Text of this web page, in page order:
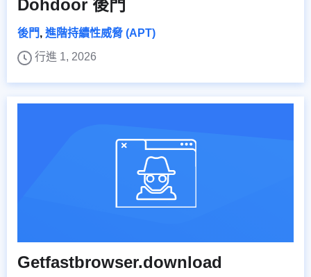
Dohdoor 後門
後門, 進階持續性威脅 (APT)
行進 1, 2026
Getfastbrowser.download